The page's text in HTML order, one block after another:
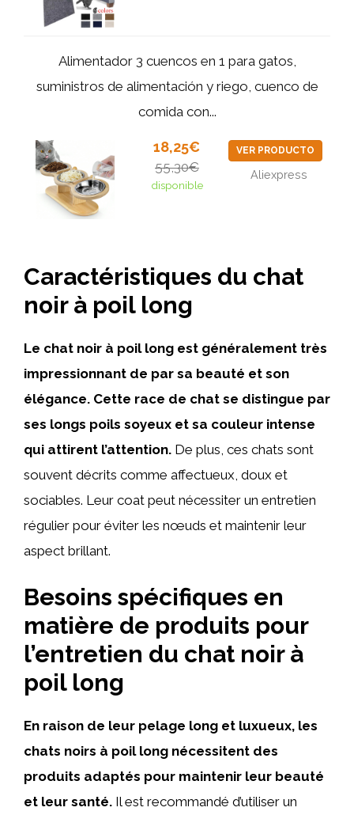
Alimentador 3 cuencos en 1 para gatos,
suministros de alimentación y riego, cuenco de
comida con...
18,25€
55,30€
disponible
VER PRODUCTO
Aliexpress
Caractéristiques du chat
noir à poil long
Le chat noir à poil long est généralement très
impressionnant de par sa beauté et son
élégance. Cette race de chat se distingue par
ses longs poils soyeux et sa couleur intense
qui attirent l’attention. De plus, ces chats sont
souvent décrits comme affectueux, doux et
sociables. Leur coat peut nécessiter un entretien
régulier pour éviter les nœuds et maintenir leur
aspect brillant.
Besoins spécifiques en
matière de produits pour
l’entretien du chat noir à
poil long
En raison de leur pelage long et luxueux, les
chats noirs à poil long nécessitent des
produits adaptés pour maintenir leur beauté
et leur santé. Il est recommandé d’utiliser un